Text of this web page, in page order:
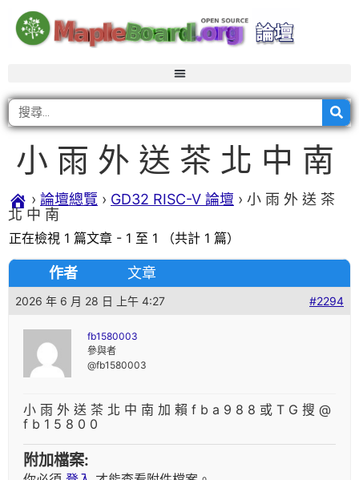
小 雨 外 送 茶 北 中 南
› 論壇總覽 › GD32 RISC-V 論壇 › 小 雨 外 送 茶
北 中 南
正在檢視 1 篇文章 - 1 至 1 （共計 1 篇）
作者 文章
2026 年 6 月 28 日 上午 4:27 #2294
fb1580003
參與者
@fb1580003
小 雨 外 送 茶 北 中 南 加 賴 f b a 9 8 8 或 T G 搜 @
f b 1 5 8 0 0
附加檔案: